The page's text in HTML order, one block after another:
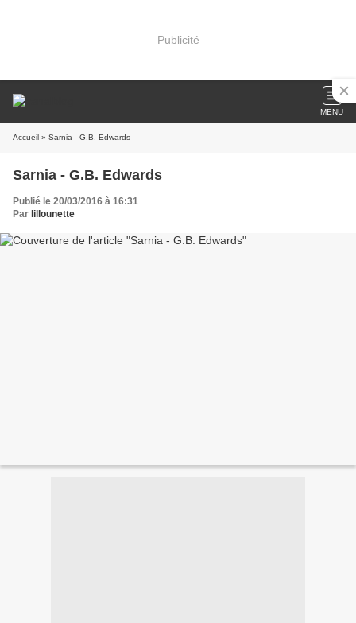
Publicité
MENU
Accueil » Sarnia - G.B. Edwards
Sarnia - G.B. Edwards
Publié le 20/03/2016 à 16:31
Par lillounette